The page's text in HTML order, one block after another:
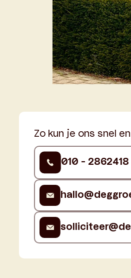
Zo kun je ons snel
010 - 2862418